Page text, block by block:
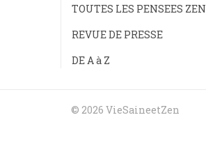
TOUTES LES PENSEES ZEN
REVUE DE PRESSE
DE A à Z
© 2026 VieSaineetZen